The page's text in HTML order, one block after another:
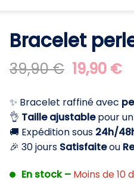
Bracelet
39,90€ Le
prix
initial
était :
39,90 €.
19,90 €
✨ Bracelet raffiné avec
👌 Taille ajustablepour
🚚 Expédition sous 24h/
🎉 30 jours Satisfaiteou
En stock – Moins de 10